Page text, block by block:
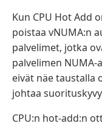
Kun CPU Hot Add
poistaa vNUMA:n
palvelimet, jotka
palvelimen
eivät näe taustalla
johtaa
CPU:n hot-add:n